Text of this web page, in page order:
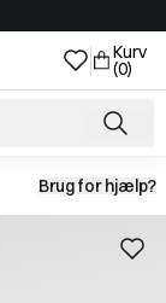
Kurv
(0)
Brug for hjælp?